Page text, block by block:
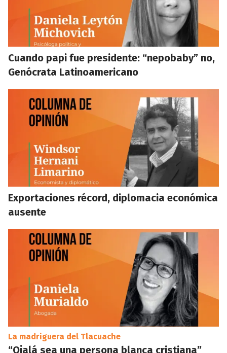
Cuando papi fue presidente: “nepobaby” no,
Genócrata Latinoamericano
Exportaciones récord, diplomacia económica
ausente
La madriguera del Tlacuache
“Ojalá sea una persona blanca cristiana”